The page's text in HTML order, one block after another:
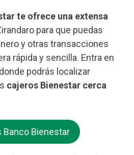
te ofrece una extensa
para que puedas
y otras transacciones
rápida y sencilla. Entra en
podrás localizar
cajeros Bienestar cerca
Banco Bienestar